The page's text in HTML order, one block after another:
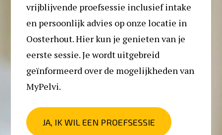
vrijblijvende proefsessie inclusief intake
en persoonlijk advies op onze locatie in
Oosterhout. Hier kun je genieten van je
eerste sessie. Je wordt uitgebreid
geïnformeerd over de mogelijkheden van
MyPelvi.
JA, IK WIL EEN PROEFSESSIE